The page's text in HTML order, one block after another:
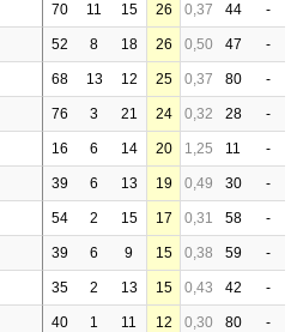
70 11 15 26 0,37 44 -
52 8 18 26 0,50 47 -
68 13 12 25 0,37 80 -
76 3 21 24 0,32 28 -
16 6 14 20 1,25 11 -
39 6 13 19 0,49 30 -
54 2 15 17 0,31 58 -
39 6 9 15 0,38 59 -
35 2 13 15 0,43 42 -
40 1 11 12 0,30 80 -